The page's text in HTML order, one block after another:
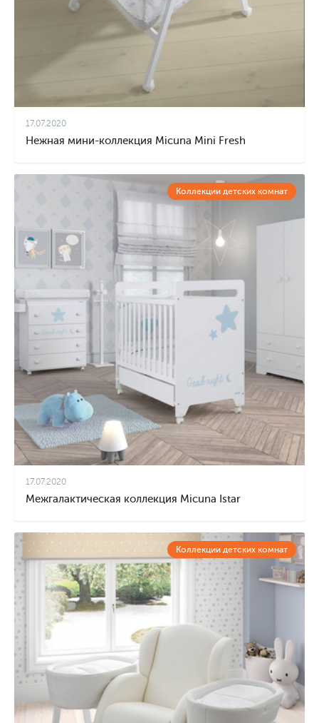
17.07.2020
Нежная мини-коллекция Micuna Mini Fresh
Коллекции детских комнат
17.07.2020
Межгалактическая коллекция Micuna Istar
Коллекции детских комнат